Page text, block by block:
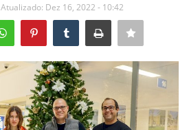
Atualizado: Dez 16, 2022 - 10:42